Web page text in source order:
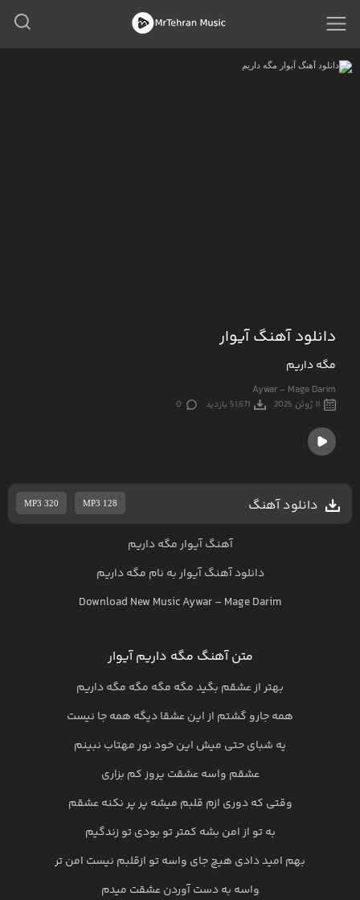
دانلود آهنگ آیوار
مگه داریم
Aywar - Mage Darim
11 ژوئن 2025 51,671 بازدید 0
دانلود آهنگ MP3 320 MP3 128
آهنگ آیوار مگه داریم
دانلود آهنگ آیواربه نام مگه داریم
Download New MusicAywar– Mage Darim
متن آهنگ مگه داریم آیوار
بهتر از عشقم بگید مگه مگه مگه مگه داریم
همه جارو گشتم از این عشقا دیگه همه جا نیست
یه شبای حتی میش این خود نور مهتاب نبینم
عشقم واسه عشقت یروز کم بزاری
وقتی که دوری ازم قلبم میشه پر پر نکنه عشقم
به تو از امن بشه کمتر تو بودی تو زندگیم
بهم امید دادی هیچ جای واسه تو ازقلبم نیست امن تر
واسه به دست آوردن عشقت میدم